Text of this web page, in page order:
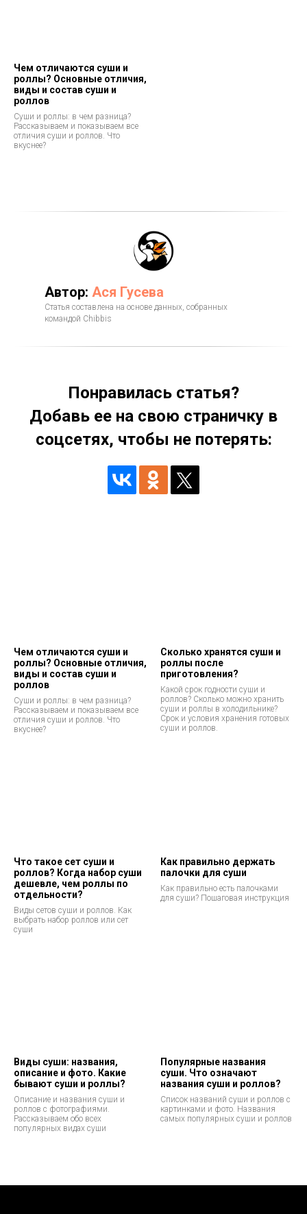
Чем отличаются суши и
роллы? Основные отличия,
виды и состав суши и
роллов
Суши и роллы: в чем разница?
Рассказываем и показываем все
отличия суши и роллов. Что
вкуснее?
Автор: Ася Гусева
Статья составлена на основе данных, собранных
командой Chibbis
Понравилась статья?
Добавь ее на свою страничку в
соцсетях, чтобы не потерять:
Чем отличаются суши и
роллы? Основные отличия,
виды и состав суши и
роллов
Суши и роллы: в чем разница?
Рассказываем и показываем все
отличия суши и роллов. Что
вкуснее?
Сколько хранятся суши и
роллы после
приготовления?
Какой срок годности суши и
роллов? Сколько можно хранить
суши и роллы в холодильнике?
Срок и условия хранения готовых
суши и роллов.
Что такое сет суши и
роллов? Когда набор суши
дешевле, чем роллы по
отдельности?
Виды сетов суши и роллов. Как
выбрать набор роллов или сет
суши
Как правильно держать
палочки для суши
Как правильно есть палочками
для суши? Пошаговая инструкция
Виды суши: названия,
описание и фото. Какие
бывают суши и роллы?
Описание и названия суши и
роллов с фотографиями.
Рассказываем обо всех
популярных видах суши
Популярные названия
суши. Что означают
названия суши и роллов?
Список названий суши и роллов с
картинками и фото. Названия
самых популярных суши и роллов